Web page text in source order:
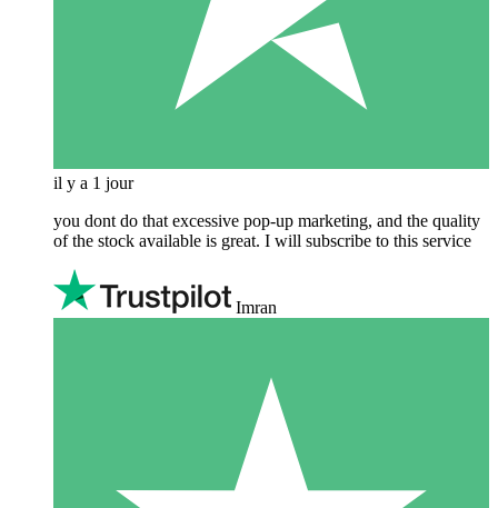
il y a 1 jour
you dont do that excessive pop-up marketing, and the quality
of the stock available is great. I will subscribe to this service
Imran